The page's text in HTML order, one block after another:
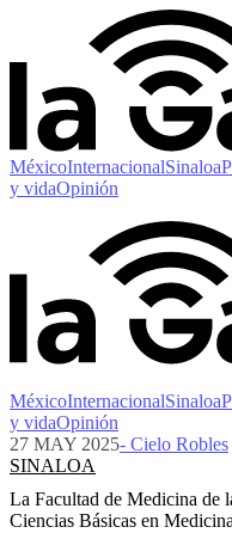
MéxicoInternacionalSinaloa
y vidaOpinión
MéxicoInternacionalSinaloa
y vidaOpinión
27 MAY 2025- Cielo Robles
SINALOA
La Facultad de Medicina de
Ciencias Básicas en